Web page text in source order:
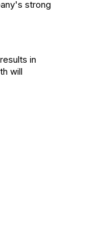
strong
in
will